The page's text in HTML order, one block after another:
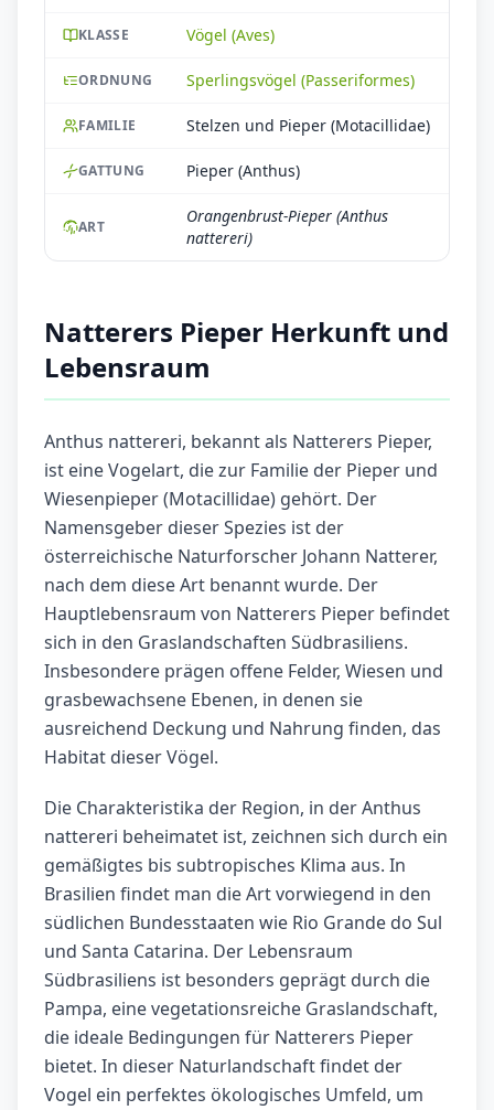
KLASSE Vögel (Aves)
ORDNUNG Sperlingsvögel (Passeriformes)
FAMILIE Stelzen und Pieper (Motacillidae)
GATTUNG Pieper (Anthus)
ART
Orangenbrust-Pieper (Anthus
nattereri)
Natterers Pieper Herkunft und
Lebensraum
Anthus nattereri, bekannt als Natterers Pieper,
ist eine Vogelart, die zur Familie der Pieper und
Wiesenpieper (Motacillidae) gehört. Der
Namensgeber dieser Spezies ist der
österreichische Naturforscher Johann Natterer,
nach dem diese Art benannt wurde. Der
Hauptlebensraum von Natterers Pieper befindet
sich in den Graslandschaften Südbrasiliens.
Insbesondere prägen offene Felder, Wiesen und
grasbewachsene Ebenen, in denen sie
ausreichend Deckung und Nahrung finden, das
Habitat dieser Vögel.
Die Charakteristika der Region, in der Anthus
nattereri beheimatet ist, zeichnen sich durch ein
gemäßigtes bis subtropisches Klima aus. In
Brasilien findet man die Art vorwiegend in den
südlichen Bundesstaaten wie Rio Grande do Sul
und Santa Catarina. Der Lebensraum
Südbrasiliens ist besonders geprägt durch die
Pampa, eine vegetationsreiche Graslandschaft,
die ideale Bedingungen für Natterers Pieper
bietet. In dieser Naturlandschaft findet der
Vogel ein perfektes ökologisches Umfeld, um